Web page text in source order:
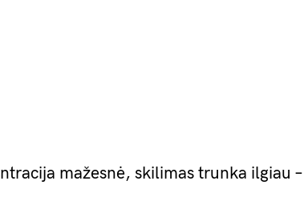
mažesnė, skilimas trunka ilgiau –